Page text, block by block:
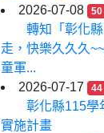
2026-07-08
50
轉知「彰化
走，快樂久久久
童軍...
2026-07-17
44
彰化縣115學
實施計畫